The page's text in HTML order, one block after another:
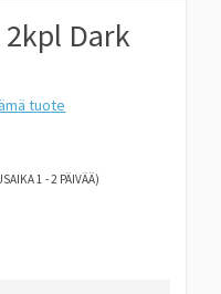
Dark
tuote
1 - 2 PÄIVÄÄ)